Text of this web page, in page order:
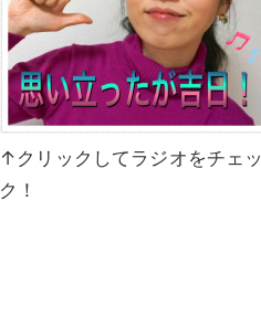
↑クリックしてラジオをチェッ
ク！